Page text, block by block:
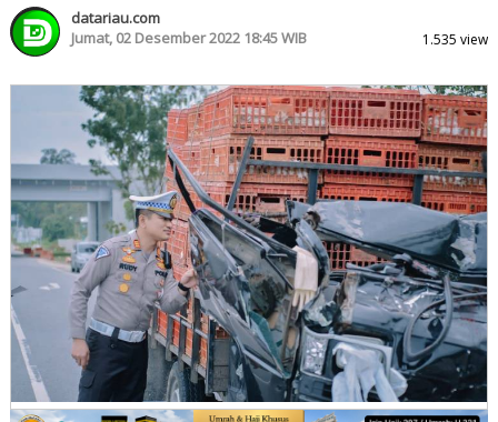
datariau.com
Jumat, 02 Desember 2022 18:45 WIB
1.535 view